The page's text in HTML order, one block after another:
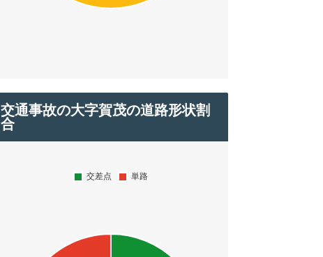
交通事故の大字賀茂の道路形状割
合